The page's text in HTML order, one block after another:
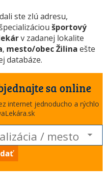
ste zlú adresu,
športový
v zadanej lokalite
, mesto/obec Žilina ešte
databáze.
sa online
internet jednoducho a rýchlo